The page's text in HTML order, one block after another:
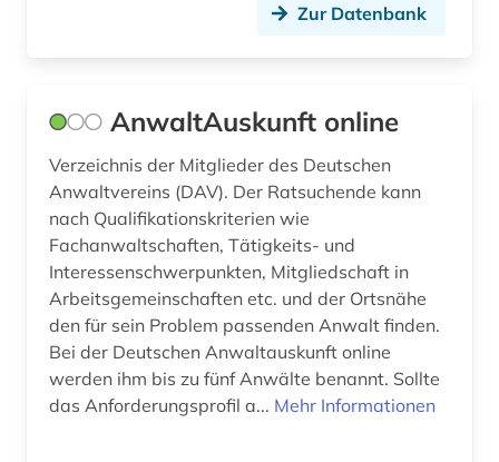
firmendaten (1)
flurdenkmal (1)
flüchtling (2)
flüchtlingshilfe (1)
forschungsdatenzentrum (1)
Zur Datenbank
AnwaltAuskunft online
Verzeichnis der Mitglieder des Deutschen
Anwaltvereins (DAV). Der Ratsuchende kann
nach Qualifikationskriterien wie
Fachanwaltschaften, Tätigkeits- und
Interessenschwerpunkten, Mitgliedschaft in
Arbeitsgemeinschaften etc. und der Ortsnähe
den für sein Problem passenden Anwalt finden.
Bei der Deutschen Anwaltauskunft online
werden ihm bis zu fünf Anwälte benannt. Sollte
das Anforderungsprofil a... Mehr Informationen